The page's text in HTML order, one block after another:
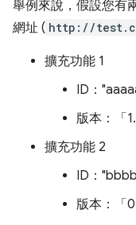
舉例來說，假設您有
網址 ( http://
擴充功能 1
ID：
版本：「
擴充功能 2
ID：
版本：「